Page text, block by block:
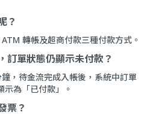
？
轉帳及超商付款三種付款方式。
訂單狀態仍顯示未付款？
，待金流完成入帳後，系統中訂單
為「已付款」。
票？